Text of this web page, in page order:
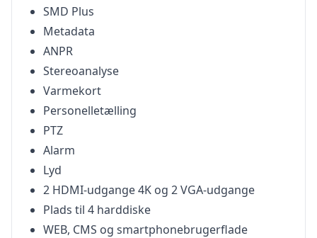
SMD Plus
Metadata
ANPR
Stereoanalyse
Varmekort
Personelletælling
PTZ
Alarm
Lyd
2 HDMI-udgange 4K og 2 VGA-udgange
Plads til 4 harddiske
WEB, CMS og smartphonebrugerflade